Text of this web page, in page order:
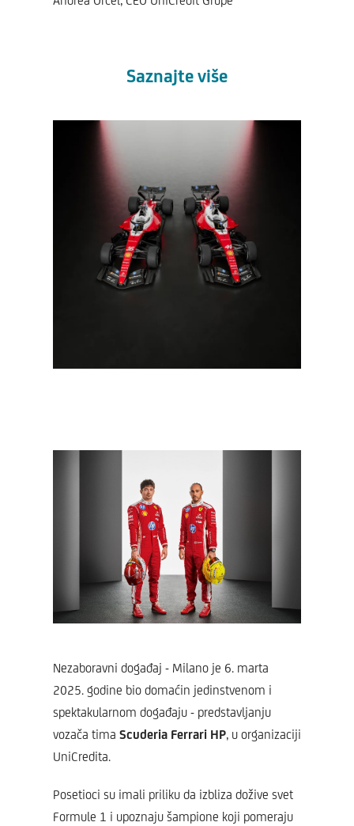
Saznajte više
Nezaboravni događaj - Milano je 6. marta
2025. godine bio domaćin jedinstvenom i
spektakularnom događaju - predstavljanju
vozača tima Scuderia Ferrari HP, u organizaciji
UniCredita.
Posetioci su imali priliku da izbliza dožive svet
Formule 1 i upoznaju šampione koji pomeraju